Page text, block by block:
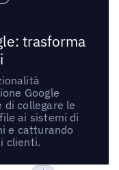
trasforma
Google
di collegare le
ai sistemi di
e catturando
clienti.